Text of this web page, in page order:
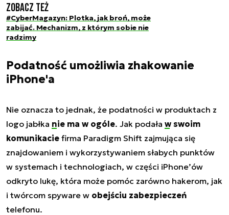
Zobacz też
#CyberMagazyn: Plotka, jak broń, może
zabijać. Mechanizm, z którym sobie nie
radzimy
Podatność umożliwia zhakowanie
iPhone'a
Nie oznacza to jednak, że podatności w produktach z
logo jabłka nie ma w ogóle. Jak podała w swoim
komunikacie firma Paradigm Shift zajmująca się
znajdowaniem i wykorzystywaniem słabych punktów
w systemach i technologiach, w części iPhone’ów
odkryto lukę, która może pomóc zarówno hakerom, jak
i twórcom spyware w obejściu zabezpieczeń
telefonu.